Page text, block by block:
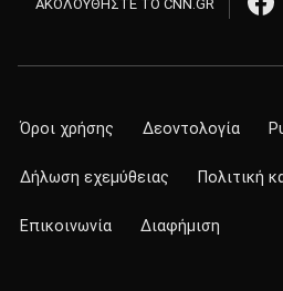
ΑΚΟΛΟΥΘΗΣΤΕ ΤΟ CNN.GR
Όροι χρήσης Δεοντολογία
Δήλωση εχεμύθειας Πολιτική
Επικοινωνία Διαφήμιση